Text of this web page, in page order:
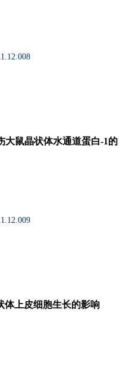
大鼠晶状体水通道蛋白-1的
体上皮细胞生长的影响